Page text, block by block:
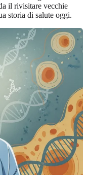
il rivisitare vecchie
storia di salute oggi.